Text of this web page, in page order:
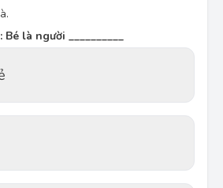
Bé là người __________